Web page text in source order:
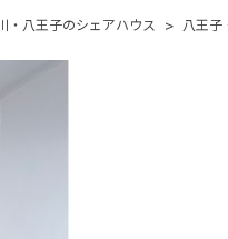
・八王子のシェアハウス > 八王子